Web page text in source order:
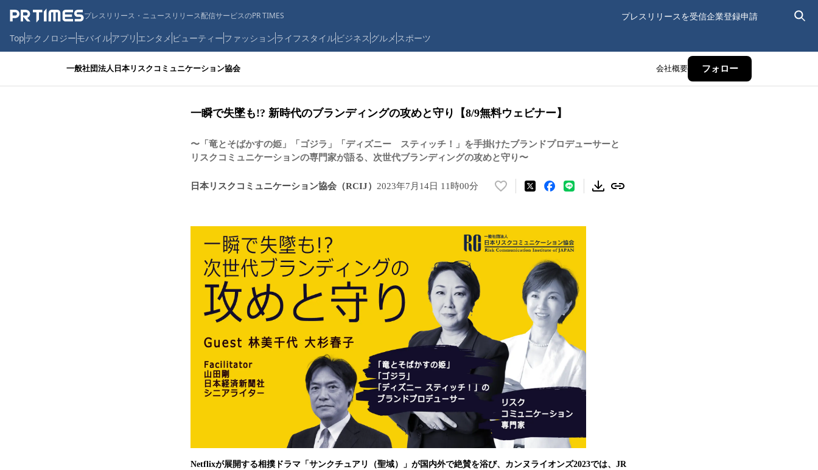
プレスリリース・ニュースリリース配信サービスのPR TIMES プレスリリースを受信企業登録申請
Topテクノロジーモバイルアプリ エンタメ ビューティーファッションライフスタイルビジネス グルメ スポーツ
一般社団法人日本リスクコミュニケーション協会 会社概要 フォロー
一瞬で失墜も!? 新時代のブランディングの攻めと守り【8/9無料ウェビナー】
〜「竜とそばかすの姫」「ゴジラ」「ディズニー スティッチ！」を手掛けたブランドプロデューサーと
リスクコミュニケーションの専門家が語る、次世代ブランディングの攻めと守り〜
日本リスクコミュニケーション協会（RCIJ） 2023年7月14日 11時00分
い
数
す
Netflixが展開する相撲ドラマ「サンクチュアリ（聖域）」が国内外で絶賛を浴び、カンヌライオンズ2023では、JR